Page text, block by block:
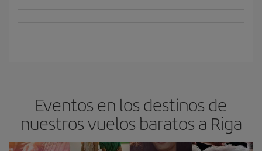
Eventos en los destinos de
nuestros vuelos baratos a Riga